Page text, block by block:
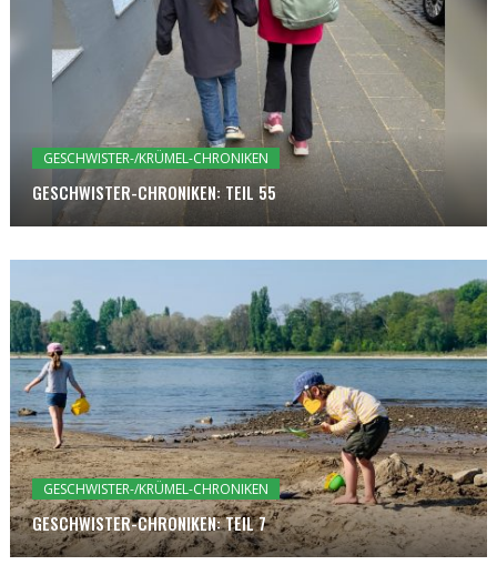
GESCHWISTER-/KRÜMEL-CHRONIKEN
GESCHWISTER-CHRONIKEN: TEIL 55
GESCHWISTER-/KRÜMEL-CHRONIKEN
GESCHWISTER-CHRONIKEN: TEIL 7